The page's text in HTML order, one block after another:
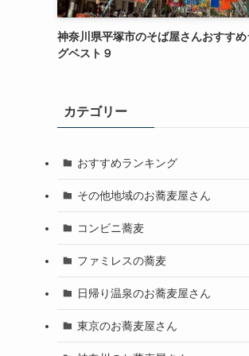
神奈川県平塚市のそば屋さんおすす
グベスト９
カテゴリー
おすすめランキング
その他地域のお蕎麦屋さん
コンビニ蕎麦
ファミレスの蕎麦
日帰り温泉のお蕎麦屋さん
東京のお蕎麦屋さん